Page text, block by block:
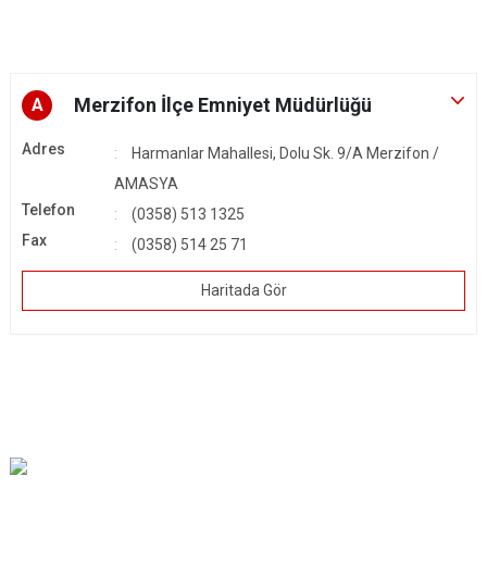
A Merzifon İlçe Emniyet Müdürlüğü
Adres
Harmanlar Mahallesi, Dolu Sk. 9/A Merzifon /
AMASYA
Telefon
(0358) 513 1325
Fax
(0358) 514 25 71
Haritada Gör